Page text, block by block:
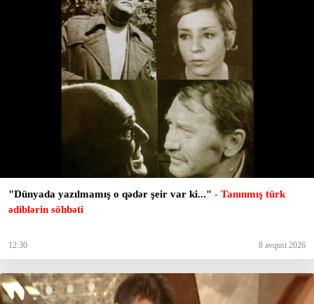
"Dünyada yazılmamış o qədər şeir var ki..." - Tanınmış türk
ədiblərin söhbəti
12:30 8 avqust 2026